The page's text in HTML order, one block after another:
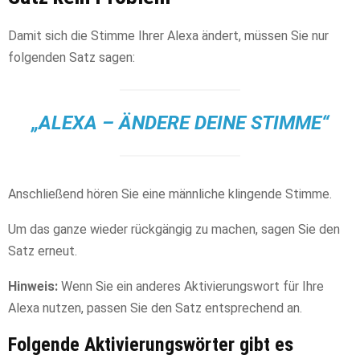
Damit sich die Stimme Ihrer Alexa ändert, müssen Sie nur
folgenden Satz sagen:
„ALEXA – ÄNDERE DEINE STIMME“
Anschließend hören Sie eine männliche klingende Stimme.
Um das ganze wieder rückgängig zu machen, sagen Sie den
Satz erneut.
Hinweis: Wenn Sie ein anderes Aktivierungswort für Ihre
Alexa nutzen, passen Sie den Satz entsprechend an.
Folgende Aktivierungswörter gibt es